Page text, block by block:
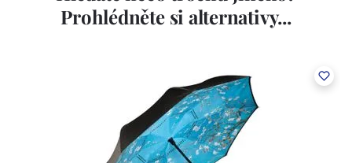
Prohlédněte si alternativy...